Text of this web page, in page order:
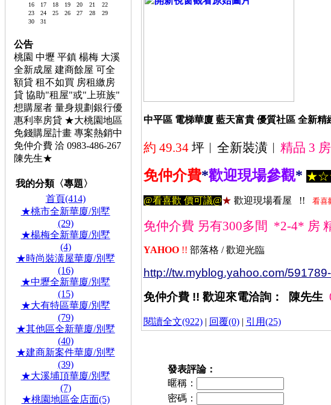
16
17 18 19 20 21
22
23
24 25 26 27 28
29
30
31
公告
桃園 中壢 平鎮 楊梅 大溪
全新成屋 建商餘屋 可全
額貸 租不如買 房租繳房
貸 協助"租屋"或"上班族"
想購屋者 量身規劃銀行優
惠利率房貸 ★大桃園地區
免錢購屋計畫 專案熱銷中
免仲介費 洽 0983-486-267
陳先生★
我的分類〈專題〉
首頁(414)
★桃市全新華廈/別墅
(29)
★楊梅全新華廈/別墅
(4)
★時尚裝潢屋華廈/別墅
(16)
★中壢全新華廈/別墅
(15)
★大有特區華廈/別墅
(79)
★其他區全新華廈/別墅
(40)
★建商新案件華廈/別墅
(39)
★大溪埔頂華廈/別墅
(7)
★桃園地區金店面(5)
中平區 電梯華廈 藍天富貴 優質社區 全新
約 49.34 坪︱全新裝潢︱ 精品 3 房
免仲介費*歡迎現場參觀*
@看喜歡 價可議@★ 歡迎現場看屋 !! 看喜
免仲介費 另有300多間 *2-4* 房
YAHOO !! 部落格 /歡迎光臨
http://tw.myblog.yahoo.com/
免仲介費 !! 歡迎來電洽詢： 陳先生
閱讀全文(922)| 回覆(0)| 引用(25)
發表評論：
暱稱：
密碼：